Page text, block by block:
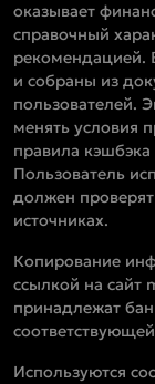
оказывает
справочный
рекомендацией.
и собраны из
пользователей.
менять условия
правила
Пользователь
должен
источниках.
Копирование
ссылкой на сайт
принадлежат
Используются